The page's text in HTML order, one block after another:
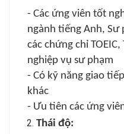
- Các ứng viên tốt
ngành tiếng Anh, Sư
các chứng chỉ TOEIC,
nghiệp vụ sư phạm
- Có kỹ năng giao
khác
- Ưu tiên các ứng
Thái độ: